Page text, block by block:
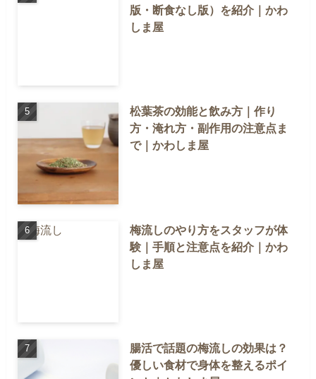
版・断食なし版）を紹介｜かわ
しま屋
松葉茶の効能と飲み方｜作り
方・淹れ方・副作用の注意点ま
で｜かわしま屋
梅流しのやり方をスタッフが体
験｜手順と注意点を紹介｜かわ
しま屋
腸活で話題の梅流しの効果は？
優しい食材で身体を整えるポイ